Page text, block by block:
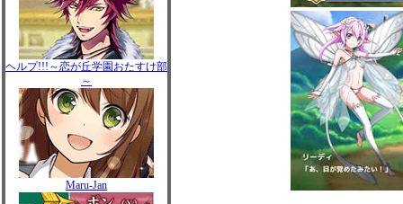
ヘルプ!!!～恋が丘学園おたすけ部
～
Maru-Jan